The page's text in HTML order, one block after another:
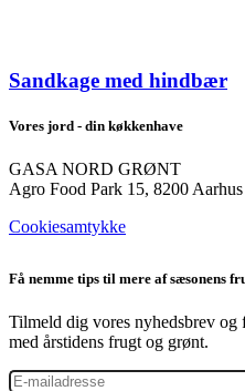
Sandkage med hindbær
Vores jord - din køkkenhave
GASA NORD GRØNT
Agro Food Park 15, 8200
Cookiesamtykke
Få nemme tips til mere af sæsonens
Tilmeld dig vores nyhedsbrev
med årstidens frugt og grønt.